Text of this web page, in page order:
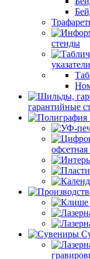
стенды
гарантийные
офсетная